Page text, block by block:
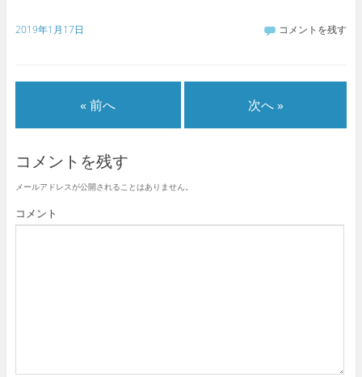
2019年1月17日 コメントを残す
« 前へ 次へ »
コメントを残す
メールアドレスが公開されることはありません。
コメント